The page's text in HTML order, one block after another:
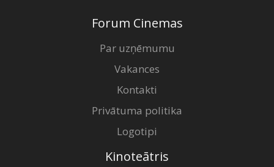
Forum Cinemas
Par uzņēmumu
Vakances
Kontakti
Privātuma politika
Logotipi
Kinoteātris